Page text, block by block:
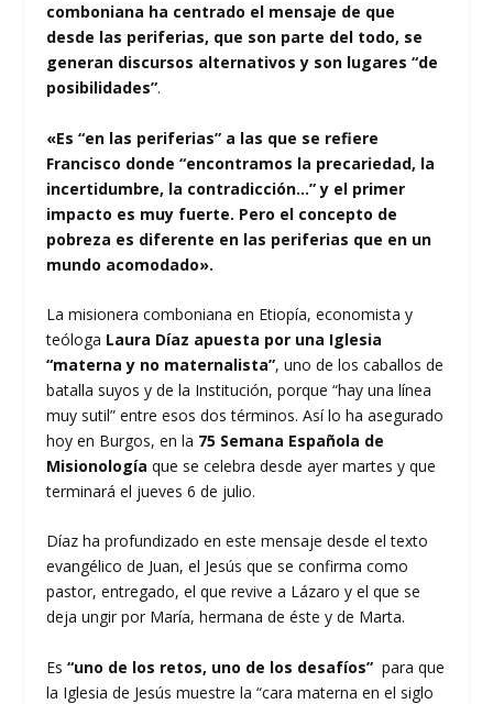
comboniana ha centrado el mensaje de que
desde las periferias, que son parte del todo, se
generan discursos alternativos y son lugares “de
posibilidades”.
«Es “en las periferias” a las que se refiere
Francisco donde “encontramos la precariedad, la
incertidumbre, la contradicción…” y el primer
impacto es muy fuerte. Pero el concepto de
pobreza es diferente en las periferias que en un
mundo acomodado».
La misionera comboniana en Etiopía, economista y
teóloga Laura Díaz apuesta por una Iglesia
“materna y no maternalista”, uno de los caballos de
batalla suyos y de la Institución, porque “hay una línea
muy sutil” entre esos dos términos. Así lo ha asegurado
hoy en Burgos, en la 75 Semana Española de
Misionología que se celebra desde ayer martes y que
terminará el jueves 6 de julio.
Díaz ha profundizado en este mensaje desde el texto
evangélico de Juan, el Jesús que se confirma como
pastor, entregado, el que revive a Lázaro y el que se
deja ungir por María, hermana de éste y de Marta.
Es“uno de los retos, uno de los desafíos” para que
la Iglesia de Jesús muestre la “cara materna en el siglo